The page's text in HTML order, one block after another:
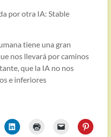
por otra IA: Stable
tiene una gran
nos llevará por caminos
que la IA no nos
e inferiores